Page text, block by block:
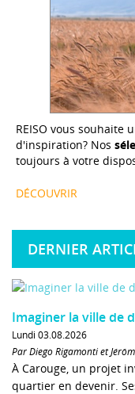
REISO vous souhaite
d'inspiration? Nos
toujours à votre
DÉCOUVRIR
DERNIER
Imaginer la ville de
Lundi 03.08.2026
Par Diego Rigamonti et
À Carouge, un projet
quartier en devenir.